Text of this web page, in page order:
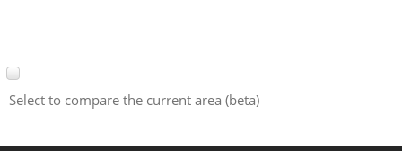
Select to compare the current area (beta)